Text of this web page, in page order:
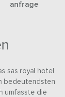
anfrage
sas royal hotel
bedeutendsten
umfasste die